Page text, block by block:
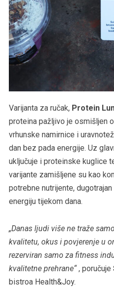
Varijanta za ručak, Protein
proteina pažljivo je osmišljen
vrhunske namirnice i
dan bez pada energije. Uz
uključuje i proteinske kuglice
varijante zamišljene su kao
potrebne nutrijente,
energiju tijekom dana.
„Danas ljudi više ne traže
kvalitetu, okus i povjerenje u
rezerviran samo za fitness
kvalitetne prehrane“, poručuje
bistroa Health&Joy.